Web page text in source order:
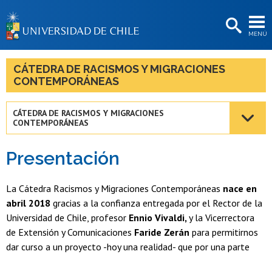
MENÚ
BIBLIOTECAS
LA UNIVERSIDAD
Postulantes
Estudiantes
Académicas/os
Funcionarias/os
Egresadas/os
CÁTEDRA DE RACISMOS Y MIGRACIONES
CONTEMPORÁNEAS
CÁTEDRA DE RACISMOS Y MIGRACIONES
CONTEMPORÁNEAS
Presentación
La Cátedra Racismos y Migraciones Contemporáneas nace en
abril 2018 gracias a la confianza entregada por el Rector de la
Universidad de Chile, profesor Ennio Vivaldi,y la Vicerrectora
de Extensión y Comunicaciones Faride Zerán para permitirnos
dar curso a un proyecto -hoy una realidad- que por una parte